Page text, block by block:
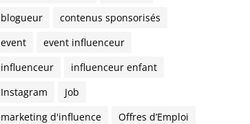
blogueur
contenus sponsorisés
event
event influenceur
influenceur
influenceur enfant
Instagram
Job
marketing d'influence
Offres d’Emploi